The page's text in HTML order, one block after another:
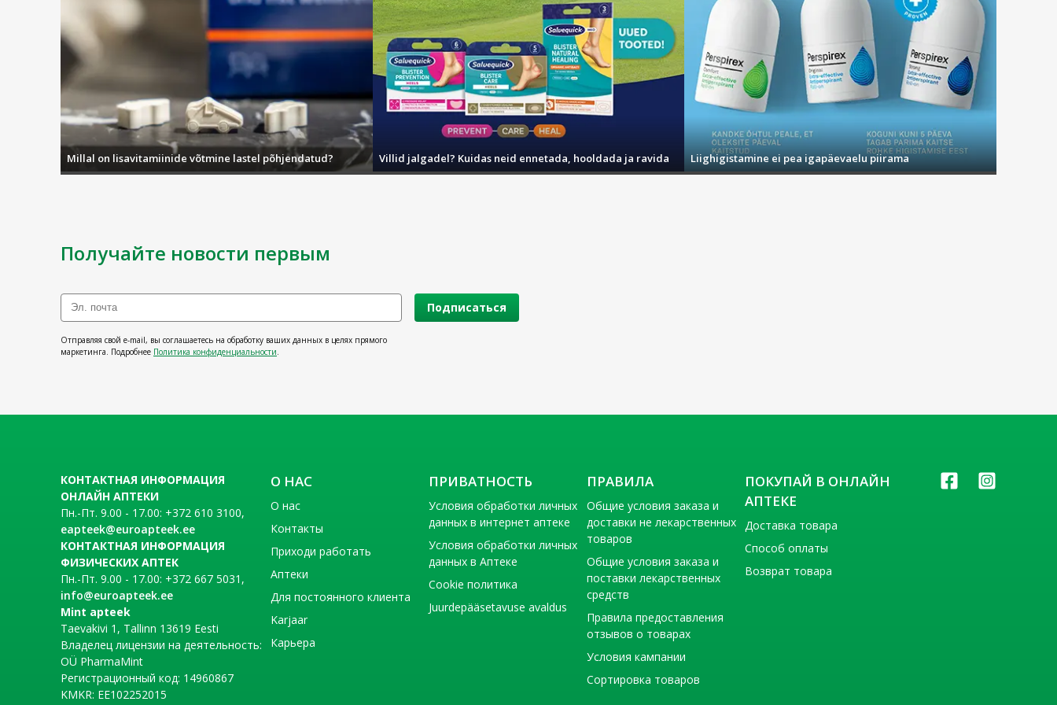
Millal on lisavitamiinide võtmine lastel põhjendatud? Villid jalgadel? Kuidas neid ennetada, hooldada ja ravida Liighigistamine ei pea igapäevaelu piirama
Получайте новости первым
Подписаться
Отправляя свой e-mail, вы соглашаетесь на обработку ваших данных в целях прямого
маркетинга. Подробнее Политика конфиденциальности
КОНТАКТНАЯ ИНФОРМАЦИЯ
ОНЛАЙН АПТЕКИ
Пн.-Пт. 9.00 - 17.00: +372 610 3100,
eapteek@euroapteek.ee
КОНТАКТНАЯ ИНФОРМАЦИЯ
ФИЗИЧЕСКИХ АПТЕК
Пн.-Пт. 9.00 - 17.00: +372 667 5031,
info@euroapteek.ee
Mint apteek
Taevakivi 1, Tallinn 13619 Eesti
Владелец лицензии на деятельность:
OÜ PharmaMint
Регистрационный код: 14960867
KMKR: EE102252015
О НАС
О нас
Контакты
Приходи работать
Аптеки
Для постоянного клиента
Karjaar
Карьера
ПРИВАТНОСТЬ
Условия обработки личных
данных в интернет аптеке
Условия обработки личных
данных в Аптеке
Cookie политика
Juurdepääsetavuse avaldus
ПРАВИЛА
Общие условия заказа и
доставки не лекарственных
товаров
Общие условия заказа и
поставки лекарственных
средств
Правила предоставления
отзывов о товарах
Условия кампании
Сортировка товаров
ПОКУПАЙ В ОНЛАЙН
АПТЕКЕ
Доставка товара
Способ оплаты
Возврат товара